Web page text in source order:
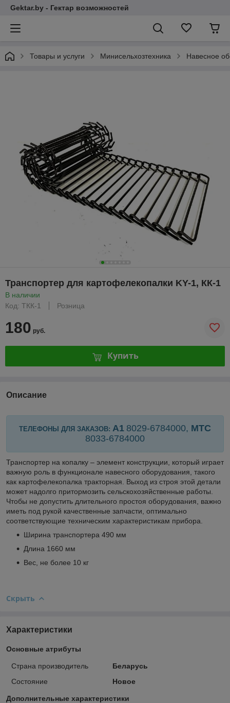
Gektar.by - Гектар возможностей
Товары и услуги Минисельхозтехника Навесное
Транспортер для картофелекопалки KY-1, КК-1
В наличии
Код: ТКК-1
Розница
180 руб.
Купить
Описание
ТЕЛЕФОНЫ ДЛЯ ЗАКАЗОВ: А1 8029-6784000, МТС
8033-6784000
Транспортер на копалку – элемент конструкции, который играет
важную роль в функционале навесного оборудования, такого
как картофелекопалка тракторная. Выход из строя этой детали
может надолго притормозить сельскохозяйственные работы.
Чтобы не допустить длительного простоя оборудования, важно
иметь под рукой качественные запчасти, оптимально
соответствующие техническим характеристикам прибора.
Ширина транспортера 490 мм
Длина 1660 мм
Вес, не более 10 кг
Скрыть
Характеристики
Основные атрибуты
Страна производитель
Беларусь
Состояние
Новое
Дополнительные характеристики